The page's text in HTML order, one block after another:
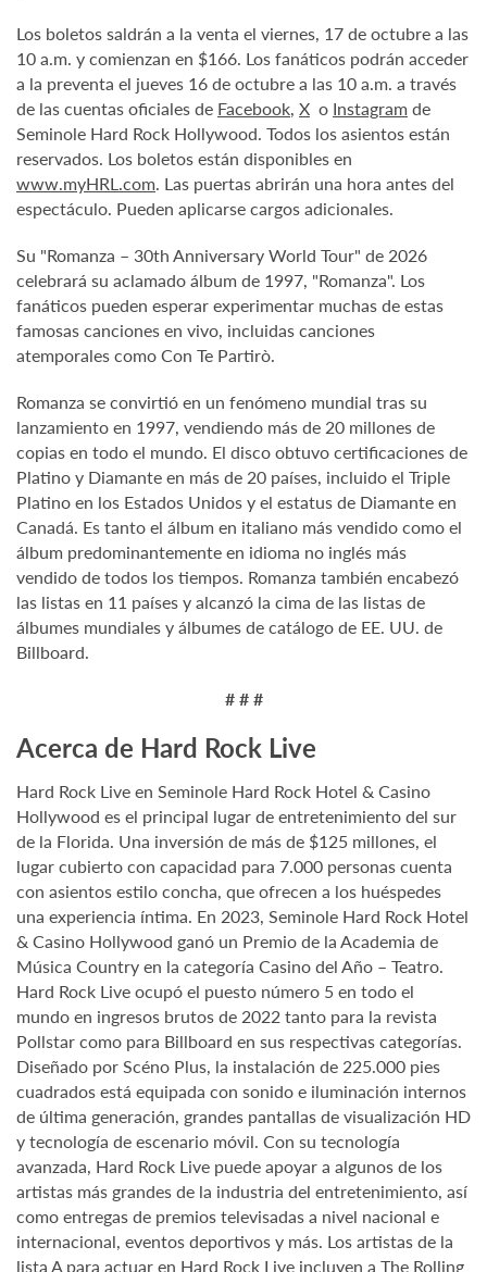
Los boletos saldrán a la venta el viernes, 17 de octubre a las
10 a.m. y comienzan en $166. Los fanáticos podrán acceder
a la preventa el jueves 16 de octubre a las 10 a.m. a través
de las cuentas oficiales de Facebook, X o Instagram de
Seminole Hard Rock Hollywood. Todos los asientos están
reservados. Los boletos están disponibles en
www.myHRL.com. Las puertas abrirán una hora antes del
espectáculo. Pueden aplicarse cargos adicionales.
Su "Romanza – 30th Anniversary World Tour" de 2026
celebrará su aclamado álbum de 1997, "Romanza". Los
fanáticos pueden esperar experimentar muchas de estas
famosas canciones en vivo, incluidas canciones
atemporales como Con Te Partirò.
Romanza se convirtió en un fenómeno mundial tras su
lanzamiento en 1997, vendiendo más de 20 millones de
copias en todo el mundo. El disco obtuvo certificaciones de
Platino y Diamante en más de 20 países, incluido el Triple
Platino en los Estados Unidos y el estatus de Diamante en
Canadá. Es tanto el álbum en italiano más vendido como el
álbum predominantemente en idioma no inglés más
vendido de todos los tiempos. Romanza también encabezó
las listas en 11 países y alcanzó la cima de las listas de
álbumes mundiales y álbumes de catálogo de EE. UU. de
Billboard.
# # #
Acerca de Hard Rock Live
Hard Rock Live en Seminole Hard Rock Hotel & Casino
Hollywood es el principal lugar de entretenimiento del sur
de la Florida. Una inversión de más de $125 millones, el
lugar cubierto con capacidad para 7.000 personas cuenta
con asientos estilo concha, que ofrecen a los huéspedes
una experiencia íntima. En 2023, Seminole Hard Rock Hotel
& Casino Hollywood ganó un Premio de la Academia de
Música Country en la categoría Casino del Año – Teatro.
Hard Rock Live ocupó el puesto número 5 en todo el
mundo en ingresos brutos de 2022 tanto para la revista
Pollstar como para Billboard en sus respectivas categorías.
Diseñado por Scéno Plus, la instalación de 225.000 pies
cuadrados está equipada con sonido e iluminación internos
de última generación, grandes pantallas de visualización HD
y tecnología de escenario móvil. Con su tecnología
avanzada, Hard Rock Live puede apoyar a algunos de los
artistas más grandes de la industria del entretenimiento, así
como entregas de premios televisadas a nivel nacional e
internacional, eventos deportivos y más. Los artistas de la
lista A para actuar en Hard Rock Live incluyen a The Rolling